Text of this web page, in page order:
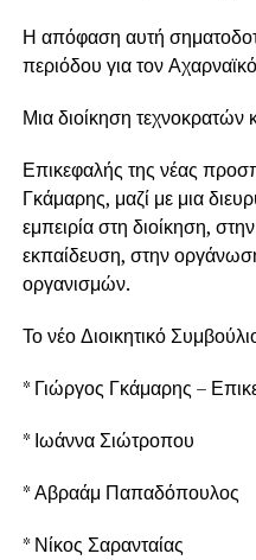
Η απόφαση αυτή
περιόδου για τον
Μια διοίκηση
Επικεφαλής της νέας
Γκάμαρης, μαζί με μια
εμπειρία στη διοίκηση,
εκπαίδευση, στην
οργανισμών.
Το νέο Διοικητικό
* Γιώργος Γκάμαρης –
* Ιωάννα Σιώτροπου
* Αβραάμ Παπαδόπουλος
* Νίκος Σαρανταίας